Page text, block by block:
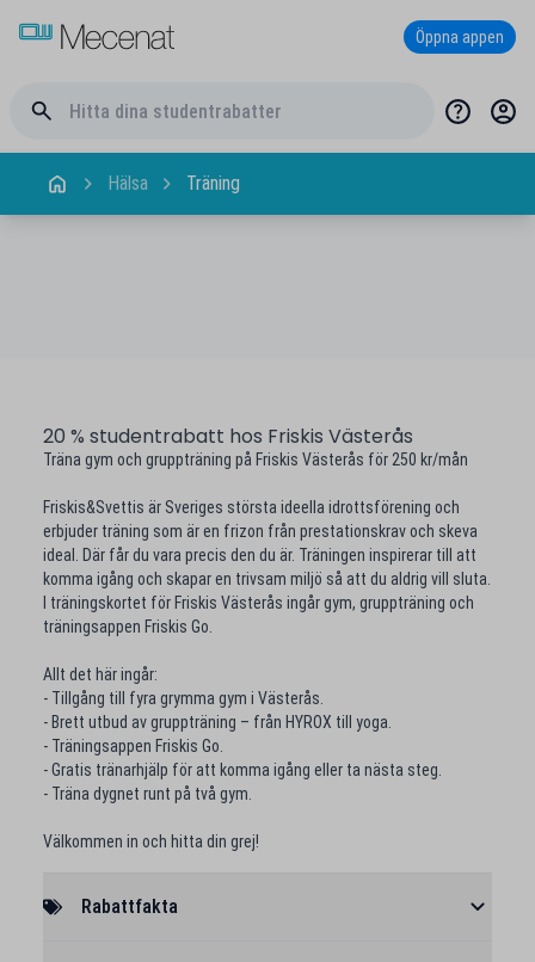
Öppna appen
Hälsa Träning
20 % studentrabatt hos Friskis Västerås
Träna gym och gruppträning på Friskis Västerås för 250 kr/mån
Friskis&Svettis är Sveriges största ideella idrottsförening och
erbjuder träning som är en frizon från prestationskrav och skeva
ideal. Där får du vara precis den du är. Träningen inspirerar till att
komma igång och skapar en trivsam miljö så att du aldrig vill sluta.
I träningskortet för Friskis Västerås ingår gym, gruppträning och
träningsappen Friskis Go.
Allt det här ingår:
- Tillgång till fyra grymma gym i Västerås.
- Brett utbud av gruppträning – från HYROX till yoga.
- Träningsappen Friskis Go.
- Gratis tränarhjälp för att komma igång eller ta nästa steg.
- Träna dygnet runt på två gym.
Välkommen in och hitta din grej!
Rabattfakta